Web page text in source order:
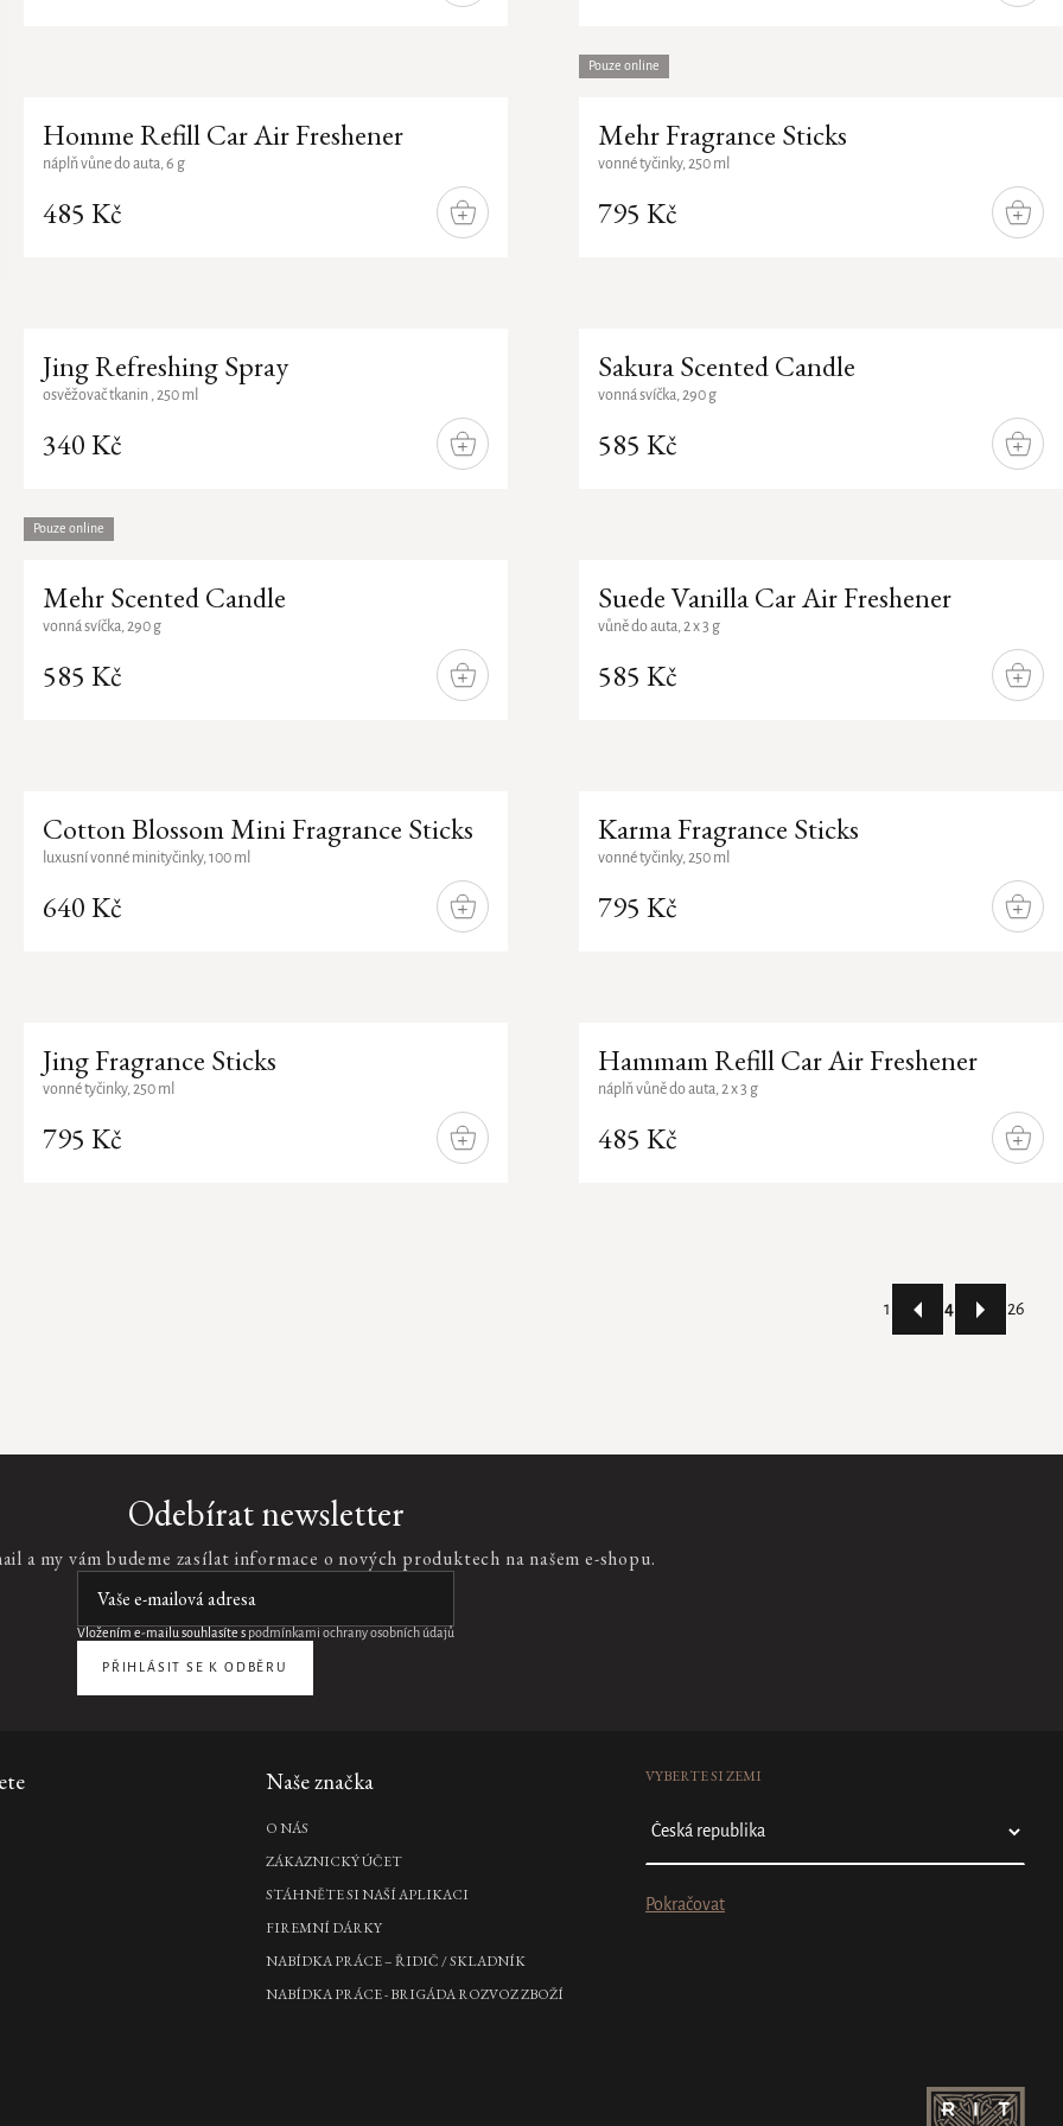
Homme Refill Car Air Freshener
485 Kč
DO
KOŠÍKU
náplň vůne do auta, 6 g
Pouze online
Mehr Fragrance Sticks
795 Kč
DO
vonné tyčinky, 250 ml
Jing Refreshing Spray
340 Kč
DO
KOŠÍKU
osvěžovač tkanin , 250 ml
Sakura Scented Candle
585 Kč
DO
vonná svíčka, 290 g
Pouze online
Mehr Scented Candle
585 Kč
DO
KOŠÍKU
vonná svíčka, 290 g
Suede Vanilla Car Air Freshener
585 Kč
DO
vůně do auta, 2 x 3 g
Cotton Blossom Mini Fragrance Sticks
640 Kč
DO
KOŠÍKU
luxusní vonné minityčinky, 100 ml
Karma Fragrance Sticks
795 Kč
DO
vonné tyčinky, 250 ml
Jing Fragrance Sticks
795 Kč
DO
KOŠÍKU
vonné tyčinky, 250 ml
Hammam Refill Car Air Freshener
485 Kč
DO
náplň vůně do auta, 2 x 3 g
1 4 26
Odebírat newsletter
a my vám budeme zasílat informace o nových produktech na našem e-shopu.
Vložením e-mailu souhlasíte s podmínkami ochrany osobních údajů
PŘIHLÁSIT SE K ODBĚRU
Naše značka
O NÁS
ZÁKAZNICKÝ ÚČET
STÁHNĚTE SI NAŠÍ APLIKACI
FIREMNÍ DÁRKY
NABÍDKA PRÁCE – ŘIDIČ / SKLADNÍK
NABÍDKA PRÁCE - BRIGÁDA ROZVOZ ZBOŽÍ
VYBERTE SI ZEMI
Pokračovat